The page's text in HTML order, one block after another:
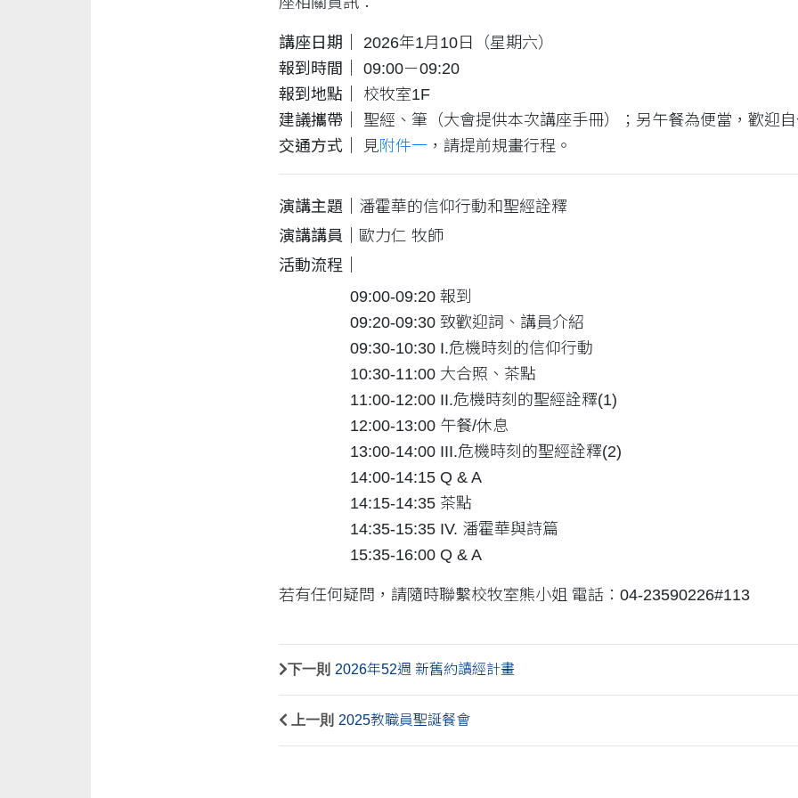
講座日期｜
2026年1月10日（星期六）
報到時間｜
09:00－09:20
報到地點｜ 校牧室1F
建議攜帶｜ 聖經、筆（大會提供本次講座手冊）；另午餐為便當，歡迎
交通方式｜ 見 附件一 ，請提前規畫行程。
演講主題｜ 潘霍華的信仰行動和聖經詮釋
演講講員｜ 歐力仁 牧師
活動流程｜
09:00-09:20 報到
09:20-09:30 致歡迎詞、講員介紹
09:30-10:30 I.危機時刻的信仰行動
10:30-11:00 大合照、茶點
11:00-12:00 II.危機時刻的聖經詮釋(1)
12:00-13:00 午餐/休息
13:00-14:00 III.危機時刻的聖經詮釋(2)
14:00-14:15 Q & A
14:15-14:35 茶點
14:35-15:35 IV. 潘霍華與詩篇
15:35-16:00 Q & A
若有任何疑問，請隨時聯繫校牧室熊小姐 電話：04-23590226#113
下一則 2026年52週 新舊約讀經計畫
上一則 2025教職員聖誕餐會